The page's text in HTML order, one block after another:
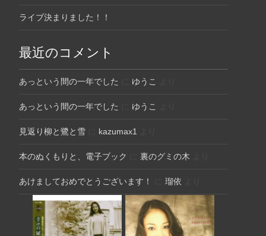
ライブ決まりました！！
最近のコメント
あっという間の一年でした ゆうこ
あっという間の一年でした ゆうこ
見返り柳と鷺と雪 kazumax1
本のぬくもりと、電子ブック 裏のグミの木
あけましておめでとうございます！ 瑠依